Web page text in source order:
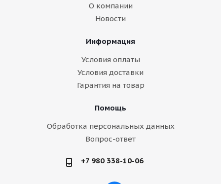
О компании
Новости
Информация
Условия оплаты
Условия доставки
Гарантия на товар
Помощь
Обработка персональных данных
Вопрос-ответ
+7 980 338-10-06